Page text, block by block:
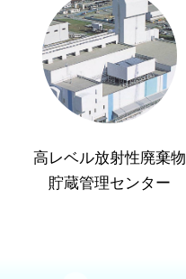
高レベル放射性廃棄物
貯蔵管理センター